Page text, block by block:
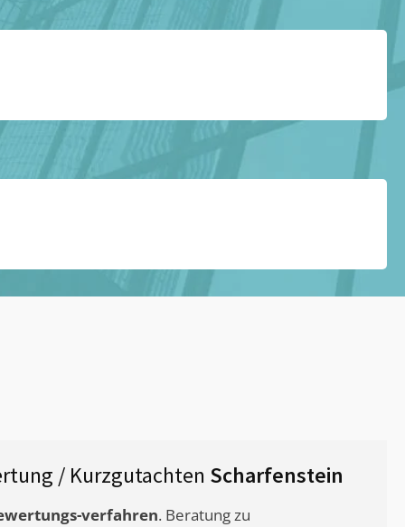
/ Kurzgutachten Scharfenstein
verfahren. Beratung zu